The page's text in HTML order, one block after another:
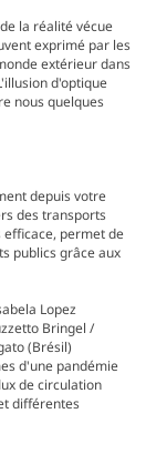
la réalité vécue
exprimé par les
extérieur dans
d'optique
nous quelques
depuis votre
des transports
efficace, permet de
publics grâce aux
Lopez
Bringel /
(Brésil)
d'une pandémie
de circulation
différentes